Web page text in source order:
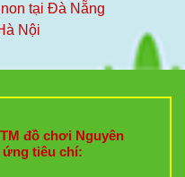
tại Đà Nẵng
Nội
đồ chơi Nguyên
ứng tiêu chí: